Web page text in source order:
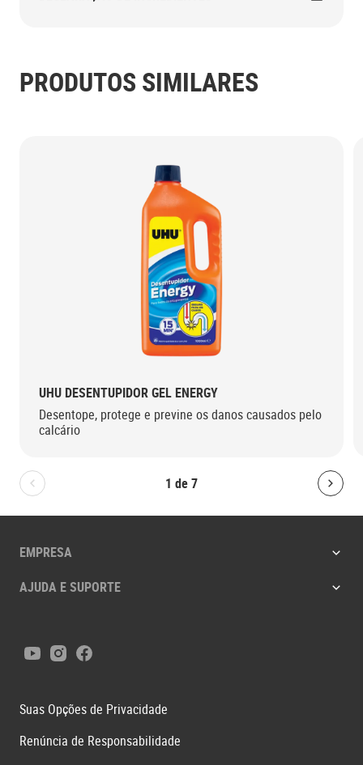
PRODUTOS SIMILARES
1 de7
Bolton.General.PreviousSlide
UHU DESENTUPIDOR GEL ENERGY
Desentope, protege e previne os danos causados pelo
calcário
EMPRESA
AJUDA E SUPORTE
YoutubeInstagram
Facebook
Suas Opções de Privacidade
Renúncia de Responsabilidade